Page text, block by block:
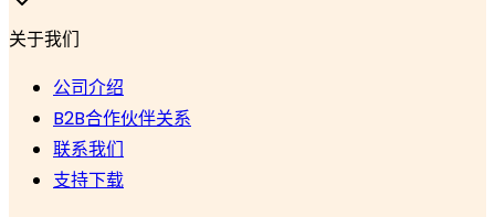
关于我们
公司介绍
B2B合作伙伴关系
联系我们
支持下载